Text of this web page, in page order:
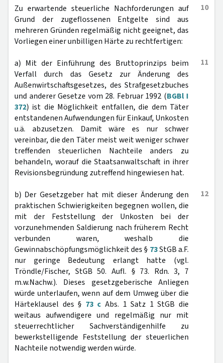
10
Zu erwartende steuerliche Nachforderungen auf
Grund der zugeflossenen Entgelte sind aus
mehreren Gründen regelmäßig nicht geeignet, das
Vorliegen einer unbilligen Härte zu rechtfertigen:
11
a) Mit der Einführung des Bruttoprinzips beim
Verfall durch das Gesetz zur Änderung des
Außenwirtschaftsgesetzes, des Strafgesetzbuches
und anderer Gesetze vom 28. Februar 1992 (BGBl I
372) ist die Möglichkeit entfallen, die dem Täter
entstandenen Aufwendungen für Einkauf, Unkosten
u.ä. abzusetzen. Damit wäre es nur schwer
vereinbar, die den Täter meist weit weniger schwer
treffenden steuerlichen Nachteile anders zu
behandeln, worauf die Staatsanwaltschaft in ihrer
Revisionsbegründung zutreffend hingewiesen hat.
12
b) Der Gesetzgeber hat mit dieser Änderung den
praktischen Schwierigkeiten begegnen wollen, die
mit der Feststellung der Unkosten bei der
vorzunehmenden Saldierung nach früherem Recht
verbunden waren, weshalb die
Gewinnabschöpfungsmöglichkeit des § 73StGB a.F.
nur geringe Bedeutung erlangt hatte (vgl.
Tröndle/Fischer, StGB 50. Aufl. § 73. Rdn. 3, 7
m.w.Nachw.). Dieses gesetzgeberische Anliegen
würde unterlaufen, wenn auf dem Umweg über die
Härteklausel des § 73 c Abs. 1 Satz 1 StGB die
weitaus aufwendigere und regelmäßig nur mit
steuerrechtlicher Sachverständigenhilfe zu
bewerkstelligende Feststellung der steuerlichen
Nachteile notwendig werden würde.